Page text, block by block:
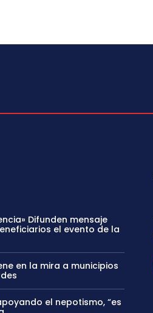
Difunden mensaje
el evento de la
en la mira a municipios
el nepotismo, “es